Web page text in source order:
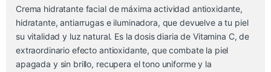
Crema hidratante facial de máxima actividad antioxidante,
hidratante, antiarrugas e iluminadora, que devuelve a tu piel
su vitalidad y luz natural. Es la dosis diaria de Vitamina C, de
extraordinario efecto antioxidante, que combate la piel
apagada y sin brillo, recupera el tono uniforme y la